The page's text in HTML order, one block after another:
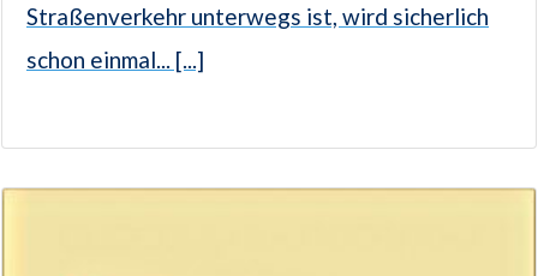
Straßenverkehr unterwegs ist, wird sicherlich
schon einmal... [...]